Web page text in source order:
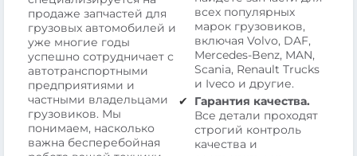
продаже запчастей для
грузовых автомобилей и
уже многие годы
успешно сотрудничает с
автотранспортными
предприятиями и
частными владельцами
грузовиков. Мы
понимаем, насколько
важна бесперебойная
всех популярных
марок грузовиков,
включая Volvo, DAF,
Mercedes-Benz, MAN,
Scania, Renault Trucks
и Iveco и другие.
Гарантия качества.
Все детали проходят
строгий контроль
качества и